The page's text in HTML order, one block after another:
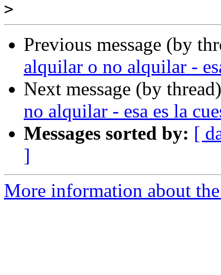
>
Previous message (by
alquilar o no alquilar -
Next message (by
no alquilar - esa es la
Messages sorted by: [
]
More information about